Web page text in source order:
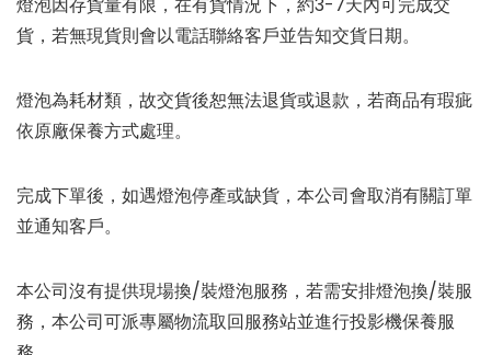
貨，若無現貨則會以電話聯絡客戶並告知交貨日期。
燈泡為耗材類，故交貨後恕無法退貨或退款，若商品有瑕疵
依原廠保養方式處理。
完成下單後，如遇燈泡停產或缺貨，本公司會取消有關訂單
並通知客戶。
本公司沒有提供現場換/裝燈泡服務，若需安排燈泡換/裝服
務，本公司可派專屬物流取回服務站並進行投影機保養服